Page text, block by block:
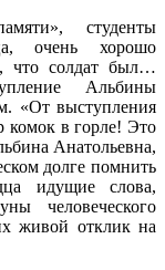
студенты
очень хорошо
что солдат был…
Альбины
«От выступления
комок в горле! Это
Анатольевна,
долге помнить
идущие слова,
человеческого
живой отклик на